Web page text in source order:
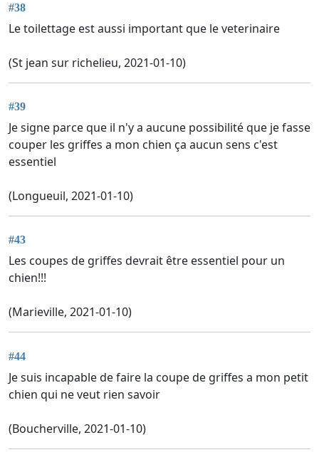
#38
Le toilettage est aussi important que le veterinaire
(St jean sur richelieu, 2021-01-10)
#39
Je signe parce que il n'y a aucune possibilité que je fasse
couper les griffes a mon chien ça aucun sens c'est
essentiel
(Longueuil, 2021-01-10)
#43
Les coupes de griffes devrait être essentiel pour un
chien!!!
(Marieville, 2021-01-10)
#44
Je suis incapable de faire la coupe de griffes a mon petit
chien qui ne veut rien savoir
(Boucherville, 2021-01-10)